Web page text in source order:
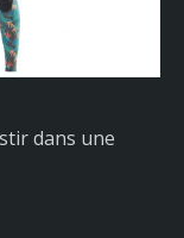
dans une